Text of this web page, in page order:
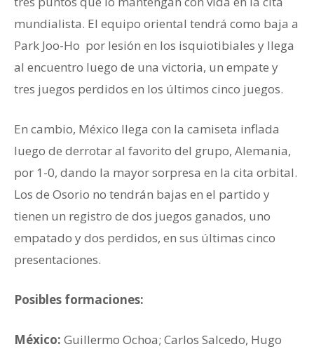
mundialista. El equipo oriental tendrá como baja a
Park Joo-Ho por lesión en los isquiotibiales y llega
al encuentro luego de una victoria, un empate y
tres juegos perdidos en los últimos cinco juegos.
En cambio, México llega con la camiseta inflada
luego de derrotar al favorito del grupo, Alemania,
por 1-0, dando la mayor sorpresa en la cita orbital.
Los de Osorio no tendrán bajas en el partido y
tienen un registro de dos juegos ganados, uno
empatado y dos perdidos, en sus últimas cinco
presentaciones.
Posibles formaciones:
México: Guillermo Ochoa; Carlos Salcedo, Hugo